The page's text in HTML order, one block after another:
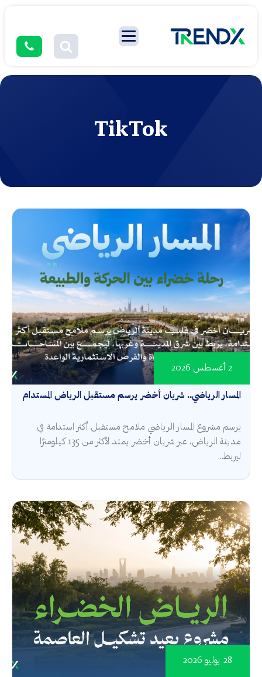
TikTok
المسار الرياضي.. شريان أخضر يرسم مستقبل الرياض المستدام
2 أغسطس 2026
يرسم مشروع المسار الرياضي ملامح مستقبل أكثر استدامة في
مدينة الرياض، عبر شريان أخضر يمتد لأكثر من 135 كيلومترًا
ليربط...
28 يوليو 2026